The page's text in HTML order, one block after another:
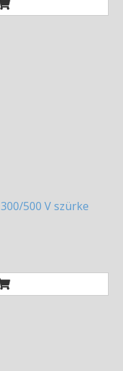
500 V szürke